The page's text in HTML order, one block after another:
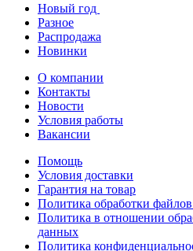
Новый год
Разное
Распродажа
Новинки
О компании
Контакты
Новости
Условия работы
Вакансии
Помощь
Условия доставки
Гарантия на товар
Политика обработки
Политика в отношении
данных
Политика